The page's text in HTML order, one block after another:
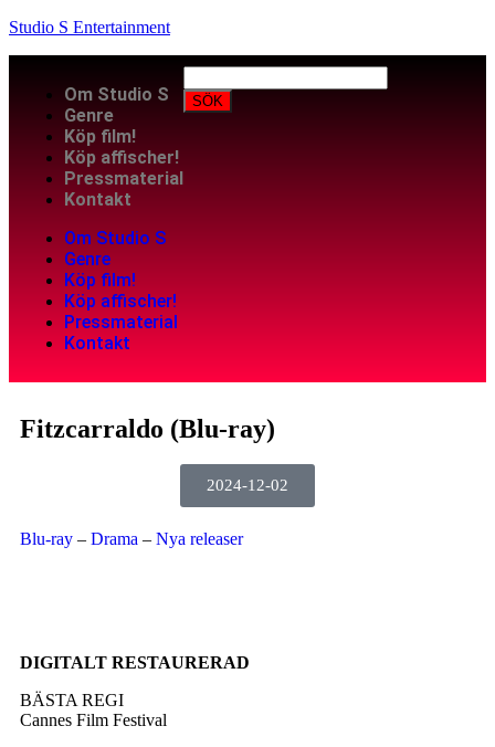
Studio S Entertainment
Om Studio S
Genre
Köp film!
Köp affischer!
Pressmaterial
Kontakt
Om Studio S
Genre
Köp film!
Köp affischer!
Pressmaterial
Kontakt
SÖK
Fitzcarraldo (Blu-ray)
2024-12-02
Blu-ray – Drama – Nya releaser
DIGITALT RESTAURERAD
BÄSTA REGI
Cannes Film Festival